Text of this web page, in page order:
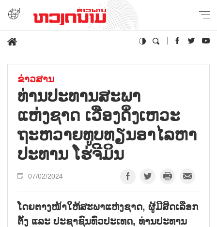
ຂ່າວສານ
ທ່ານປະທານສະພາ
ແຫ່ງຊາດ ເວືອງດິ່ງເຫວະ
ຖະຫວາຍທູບທຽນອາໄລຫາ
ປະທານ ໂຮ່ຈີມິນ
07/02/2024
ໂດຍຕາງໜ້າໃຫ້ສະພາແຫ່ງຊາດ, ຜູ້ມີສິດເລືອກ
ຕັ້ງ ແລະ ປະຊາຊົນທົ່ວປະເທດ, ທ່ານປະທານ